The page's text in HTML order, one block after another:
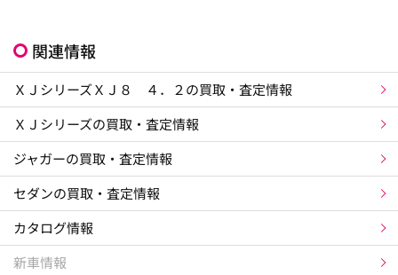
関連情報
ＸＪシリーズＸＪ８ ４．２の買取・査定情報
ＸＪシリーズの買取・査定情報
ジャガーの買取・査定情報
セダンの買取・査定情報
カタログ情報
新車情報